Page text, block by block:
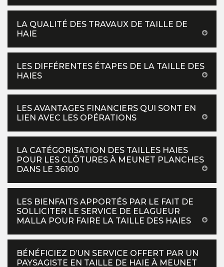
LA QUALITÉ DES TRAVAUX DE TAILLE DE
HAIE
LES DIFFÉRENTES ÉTAPES DE LA TAILLE DES
HAIES
LES AVANTAGES FINANCIERS QUI SONT EN
LIEN AVEC LES OPÉRATIONS
LA CATÉGORISATION DES TAILLES HAIES
POUR LES CLÔTURES À MEUNET PLANCHES
DANS LE 36100
LES BIENFAITS APPORTÉS PAR LE FAIT DE
SOLLICITER LE SERVICE DE ELAGUEUR
MALLA POUR FAIRE LA TAILLE DES HAIES
BÉNÉFICIEZ D’UN SERVICE OFFERT PAR UN
PAYSAGISTE EN TAILLE DE HAIE À MEUNET